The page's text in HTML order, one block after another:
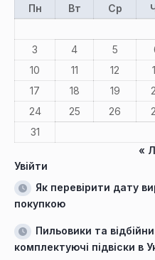
Пн
Вт Ср
3
4 5
10
11 12
17
18 19
24
25 26
31
«
Увійти
Як перевірити дату
покупкою
Пильовики та
комплектуючі підвіски в